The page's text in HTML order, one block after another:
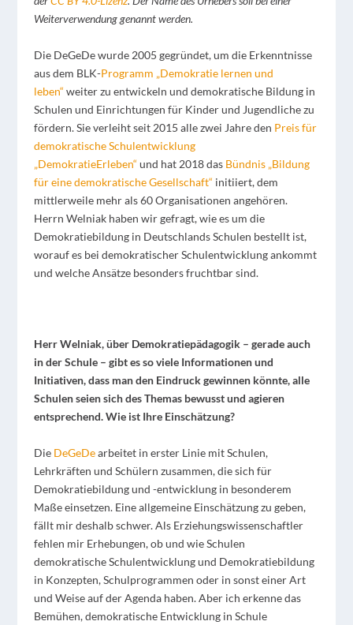
Weiterverwendung genannt werden.
Die DeGeDe wurde 2005 gegründet, um die Erkenntnisse
aus dem BLK-Programm „Demokratie lernen und
leben“ weiter zu entwickeln und demokratische Bildung in
Schulen und Einrichtungen für Kinder und Jugendliche zu
fördern. Sie verleiht seit 2015 alle zwei Jahre den Preis für
demokratische Schulentwicklung
„DemokratieErleben“ und hat 2018 das Bündnis „Bildung
für eine demokratische Gesellschaft“ initiiert, dem
mittlerweile mehr als 60 Organisationen angehören.
Herrn Welniak haben wir gefragt, wie es um die
Demokratiebildung in Deutschlands Schulen bestellt ist,
worauf es bei demokratischer Schulentwicklung ankommt
und welche Ansätze besonders fruchtbar sind.
Herr Welniak, über Demokratiepädagogik – gerade auch
in der Schule – gibt es so viele Informationen und
Initiativen, dass man den Eindruck gewinnen könnte, alle
Schulen seien sich des Themas bewusst und agieren
entsprechend. Wie ist Ihre Einschätzung?
Die DeGeDe arbeitet in erster Linie mit Schulen,
Lehrkräften und Schülern zusammen, die sich für
Demokratiebildung und -entwicklung in besonderem
Maße einsetzen. Eine allgemeine Einschätzung zu geben,
fällt mir deshalb schwer. Als Erziehungswissenschaftler
fehlen mir Erhebungen, ob und wie Schulen
demokratische Schulentwicklung und Demokratiebildung
in Konzepten, Schulprogrammen oder in sonst einer Art
und Weise auf der Agenda haben. Aber ich erkenne das
Bemühen, demokratische Entwicklung in Schule